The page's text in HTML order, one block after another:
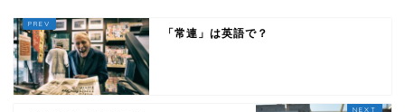
「常連」は英語で？